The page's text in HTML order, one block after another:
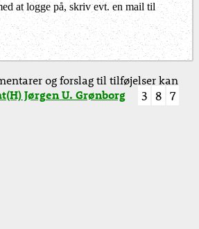
at logge på, skriv evt. en mail til
og forslag til tilføjelser kan
Jørgen U. Grønborg 3 8 7